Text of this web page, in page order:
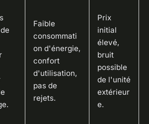
Faible
consommati
on d'énergie,
confort
d'utilisation,
pas de
rejets.
Prix
initial
élevé,
bruit
possible
de l'unité
extérieur
e.